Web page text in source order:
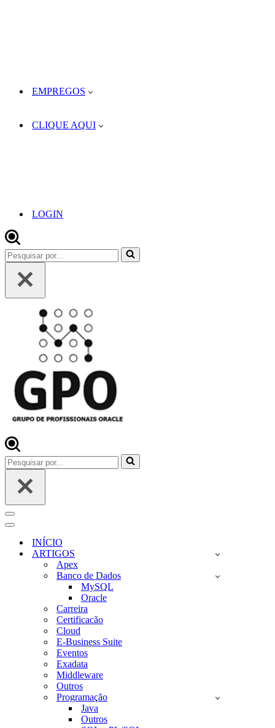
EMPREGOS
CLIQUE AQUI
LOGIN
Pesquisar
por...
Pesquisar
por...
Menu
de
navegação
Menu
navegaçãoINÍCIO
ARTIGOS
Apex
Banco de Dados
MySQL
Oracle
Carreira
Certificacão
Cloud
E-Business Suite
Eventos
Exadata
Middleware
Outros
Programação
Java
Outros